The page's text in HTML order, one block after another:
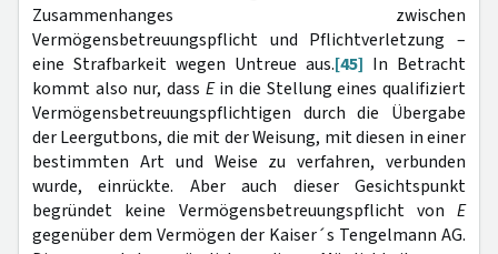
Zusammenhanges zwischen
Vermögensbetreuungspflicht und Pflichtverletzung –
eine Strafbarkeit wegen Untreue aus.[45] In Betracht
kommt also nur, dass Ein die Stellung eines qualifiziert
Vermögensbetreuungspflichtigen durch die Übergabe
der Leergutbons, die mit der Weisung, mit diesen in einer
bestimmten Art und Weise zu verfahren, verbunden
wurde, einrückte. Aber auch dieser Gesichtspunkt
begründet keine Vermögensbetreuungspflicht von E
gegenüber dem Vermögen der Kaiser´s Tengelmann AG.